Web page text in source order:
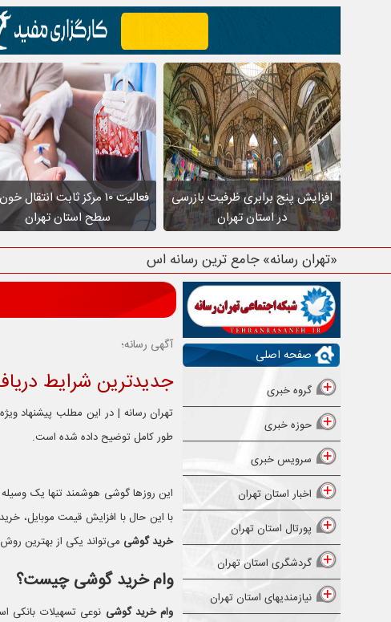
افزایش پنج برابری ظرفیت بازرسی
در استان تهران
فعالیت ۱۰ مرکز ثابت انتقال
سطح استان تهران
«تهران رسانه» جامع ترین رسانه استان تهرا
صفحه اصلی
گروه خبری
حوزه خبری
سرویس خبری
اخبار استان تهران
پورتال استان تهران
گردشگری استان تهران
نیازمندیهای استان تهران
آگهی رسانه؛
جدیدترین شرایط
تهران رسانه | در این مطلب پیشنهاد
طور کامل توضیح داده شده است.
این روزها گوشی هوشمند تنها یک
با این حال با افزایش قیمت موبایل،
خرید گوشی می‌تواند یکی از بهترین
وام خرید گوشی چیست؟
وام خرید گوشی نوعی تسهیلات بانکی